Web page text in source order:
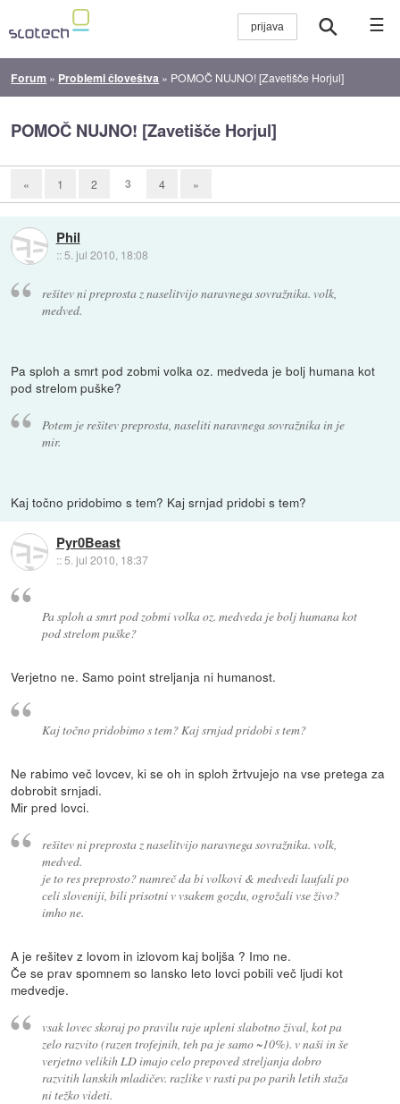
☰
Forum » Problemi človeštva » POMOČ NUJNO! [Zavetišče Horjul]
POMOČ NUJNO! [Zavetišče Horjul]
« 1 2 3 4 »
Phil
:: 5. jul 2010, 18:08
rešitev ni preprosta z naselitvijo naravnega sovražnika. volk,
medved.
Pa sploh a smrt pod zobmi volka oz. medveda je bolj humana kot
pod strelom puške?
Potem je rešitev preprosta, naseliti naravnega sovražnika in je
mir.
Kaj točno pridobimo s tem? Kaj srnjad pridobi s tem?
Pyr0Beast
::5. jul 2010, 18:37
Pa sploh a smrt pod zobmi volka oz. medveda je bolj humana kot
pod strelom puške?
Verjetno ne. Samo point streljanja ni humanost.
Kaj točno pridobimo s tem? Kaj srnjad pridobi s tem?
Ne rabimo več lovcev, ki se oh in sploh žrtvujejo na vse pretega za
dobrobit srnjadi.
Mir pred lovci.
rešitev ni preprosta z naselitvijo naravnega sovražnika. volk,
medved.
je to res preprosto? namreč da bi volkovi & medvedi laufali po
celi sloveniji, bili prisotni v vsakem gozdu, ogrožali vse živo?
imho ne.
A je rešitev z lovom in izlovom kaj boljša ? Imo ne.
Če se prav spomnem so lansko leto lovci pobili več ljudi kot
medvedje.
vsak lovec skoraj po pravilu raje upleni slabotno žival, kot pa
zelo razvito (razen trofejnih, teh pa je samo ~10%). v naši in še
verjetno velikih LD imajo celo prepoved streljanja dobro
razvitih lanskih mladičev. razlike v rasti pa po parih letih staža
ni težko videti.